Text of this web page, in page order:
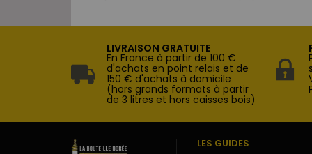
LIVRAISON GRATUITE
En France à partir de 100 €
d'achats en point relais et de
150 € d'achats à domicile
(hors grands formats à partir
de 3 litres et hors caisses bois)
LES GUIDES